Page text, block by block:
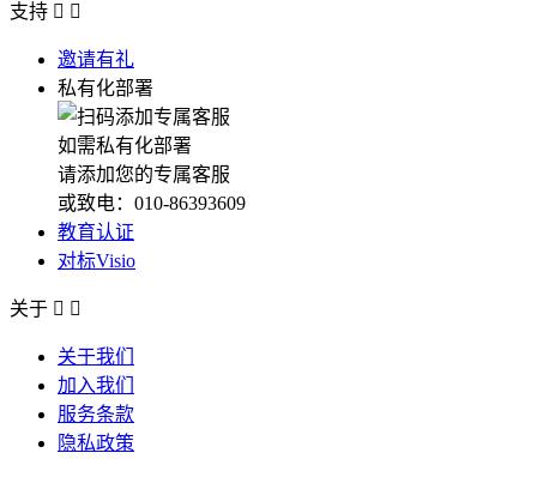
支持  
邀请有礼
私有化部署
如需私有化部署
请添加您的专属客服
或致电：010-86393609
教育认证
对标Visio
关于  
关于我们
加入我们
服务条款
隐私政策